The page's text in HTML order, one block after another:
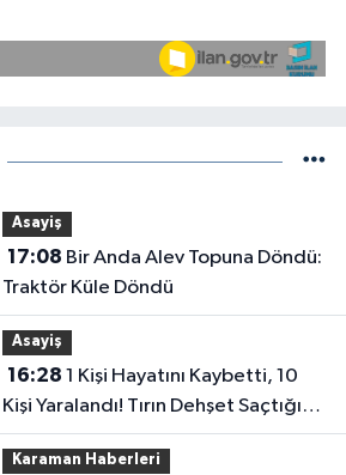
Asayiş
17:08
Traktör Küle Döndü
Asayiş
16:28
Kişi Yaralandı! Tırın Dehşet Saçtığı
Anlar Ortaya Çıktı
Karaman Haberleri